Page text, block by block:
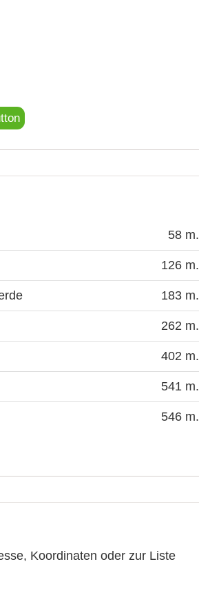
58 m.
126 m.
183 m.
262 m.
402 m.
541 m.
546 m.
Koordinaten oder zur Liste